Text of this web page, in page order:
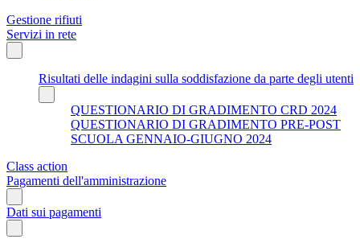
Gestione rifiuti
Servizi in rete
Risultati delle indagini sulla soddisfazione da parte degli utenti
QUESTIONARIO DI GRADIMENTO CRD 2024
QUESTIONARIO DI GRADIMENTO PRE-POST
SCUOLA GENNAIO-GIUGNO 2024
Class action
Pagamenti dell'amministrazione
Dati sui pagamenti